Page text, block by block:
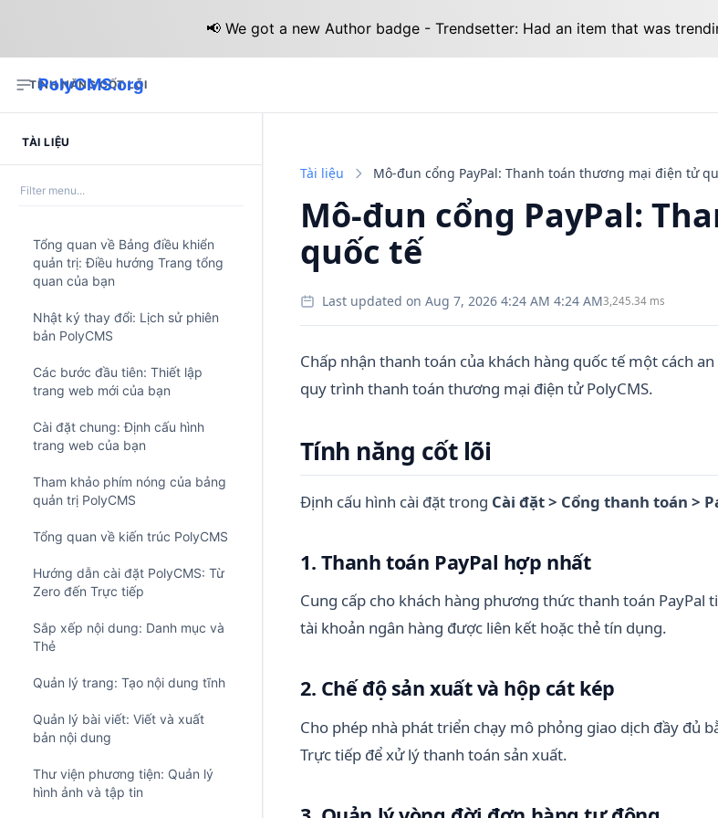
📢 We got a new Author badge - Trendsetter: Had an item that was
PolyCMS.org
TÍNH NĂNG CỐT LÕI
TÀI LIỆU
Tổng quan về Bảng điều khiển
quản trị: Điều hướng Trang tổng
quan của bạn
Nhật ký thay đổi: Lịch sử phiên
bản PolyCMS
Các bước đầu tiên: Thiết lập
trang web mới của bạn
Cài đặt chung: Định cấu hình
trang web của bạn
Tham khảo phím nóng của bảng
quản trị PolyCMS
Tổng quan về kiến ​​trúc PolyCMS
Hướng dẫn cài đặt PolyCMS: Từ
Zero đến Trực tiếp
Sắp xếp nội dung: Danh mục và
Thẻ
Quản lý trang: Tạo nội dung tĩnh
Quản lý bài viết: Viết và xuất
bản nội dung
Thư viện phương tiện: Quản lý
hình ảnh và tập tin
Tài liệu Mô-đun cổng PayPal: Thanh toán thương mại điện tử
Mô-đun cổng PayPal:
quốc tế
Last updated on Aug 7, 2026 4:24 AM 4:24 AM3,245.34 ms
Chấp nhận thanh toán của khách hàng quốc tế một cách
quy trình thanh toán thương mại điện tử PolyCMS.
Tính năng cốt lõi
Định cấu hình cài đặt trong Cài đặt > Cổng thanh toán >
1. Thanh toán PayPal hợp nhất
Cung cấp cho khách hàng phương thức thanh toán PayPal
tài khoản ngân hàng được liên kết hoặc thẻ tín dụng.
2. Chế độ sản xuất và hộp cát kép
Cho phép nhà phát triển chạy mô phỏng giao dịch đầy đủ
Trực tiếp để xử lý thanh toán sản xuất.